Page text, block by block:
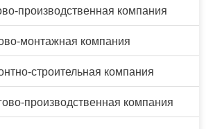
производственная компания
монтажная компания
строительная компания
производственная компания